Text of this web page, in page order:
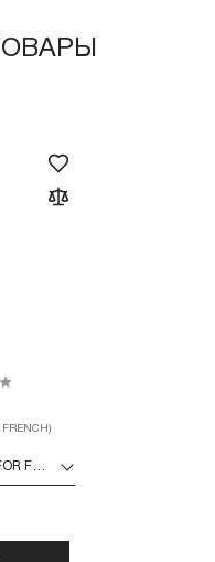
FRENCH)
Кисточка DA_23 (FOR FRENCH)